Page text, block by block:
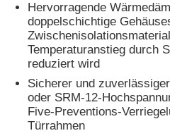
Startseite
Hervorragende
doppelschichtige
Temperaturanstieg durch
reduziert wird
Sicherer und
oder SRM-12-
Five-Preventions-
Türrahmen